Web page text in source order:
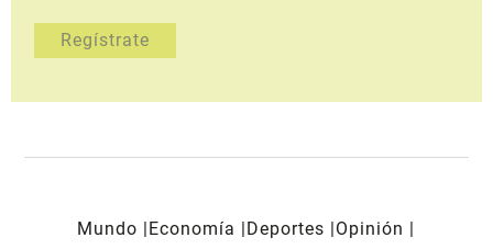
Mundo Economía Deportes
Opinión